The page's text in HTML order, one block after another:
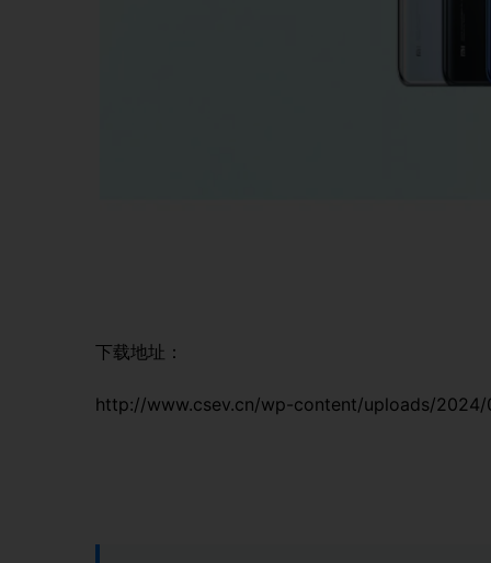
下载地址：
http://www.csev.cn/wp-content/uploads/